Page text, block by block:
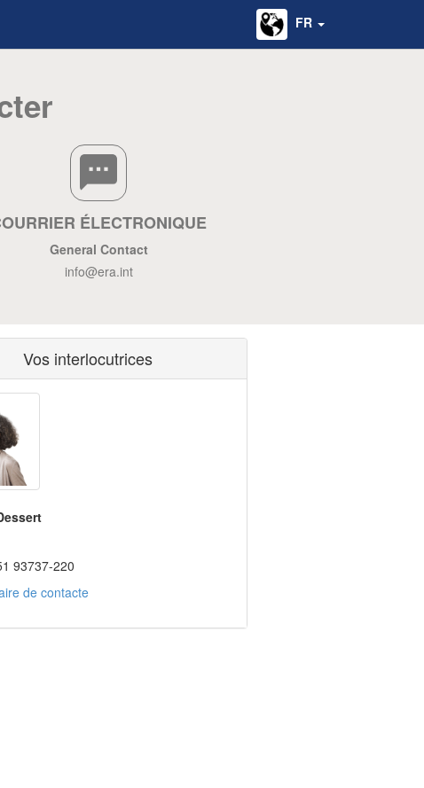
FR
ÉLECTRONIQUE
General Contact
info@era.int
Vos interlocutrices
93737-220
de contacte